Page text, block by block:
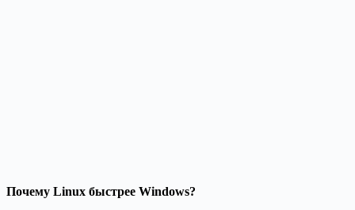
Почему Linux быстрее Windows?